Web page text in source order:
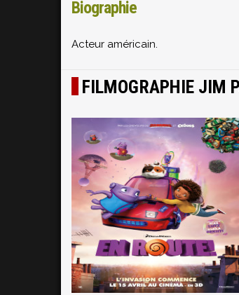
Biographie
Acteur américain.
FILMOGRAPHIE JIM